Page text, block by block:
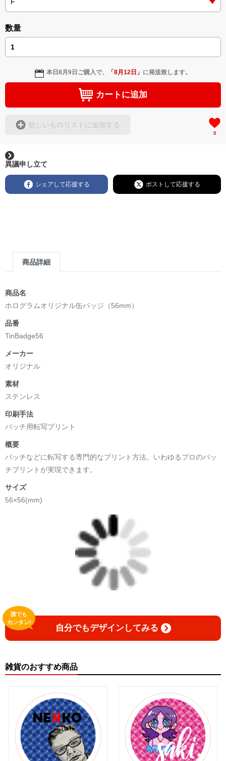
数量
本日8月9日 ご購入で、 「8月12日 」 に発送致します。
カートに追加
欲しいものリストに追加する
0
異議申し立て
シェアして応援する ポストして応援する
商品詳細
商品名
ホログラムオリジナル缶バッジ（56mm）
品番
TinBadge56
メーカー
オリジナル
素材
ステンレス
印刷手法
バッチ用転写プリント
概要
バッチなどに転写する専門的なプリント方法。いわゆるプロのバッ
チプリントが実現できます。
サイズ
56×56(mm)
自分でもデザインしてみる
誰でも
カンタン!
雑貨のおすすめ商品